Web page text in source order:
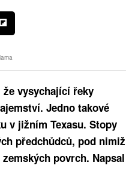
vysychající řeky
Jedno takové
v jižním Texasu. Stopy
předchůdců, pod nimiž
povrch. Napsal